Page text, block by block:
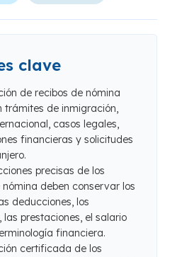
clave
de recibos de nómina
trámites de inmigración,
casos legales,
financieras y solicitudes
precisas de los
deben conservar los
deducciones, los
las prestaciones, el salario
financiera.
certificada de los